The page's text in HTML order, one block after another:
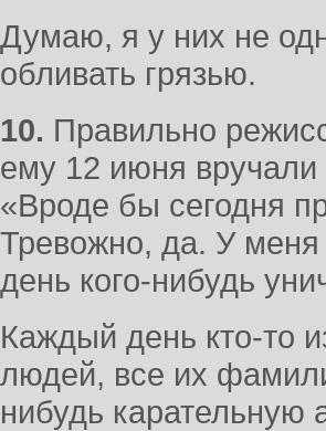
Думаю, я у них не
обливать грязью.
10. Правильно
ему 12 июня вручали
«Вроде бы сегодня
Тревожно, да. У
день кого-нибудь
Каждый день кто-то
людей, все их
нибудь карательную